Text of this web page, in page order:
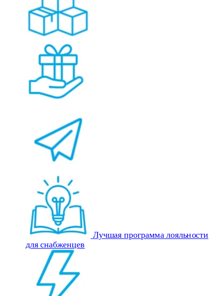
Лучшая программа лояльности
для снабженцев